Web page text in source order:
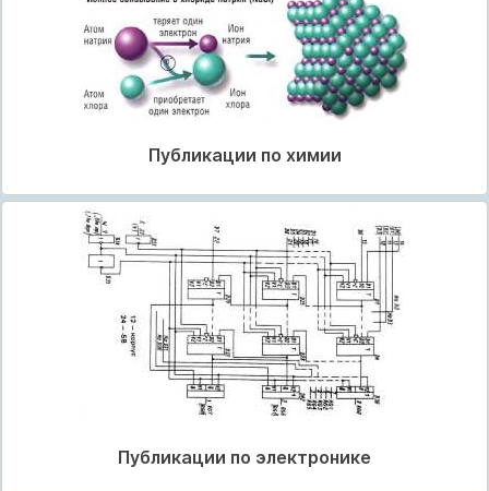
Публикации по химии
Публикации по электронике